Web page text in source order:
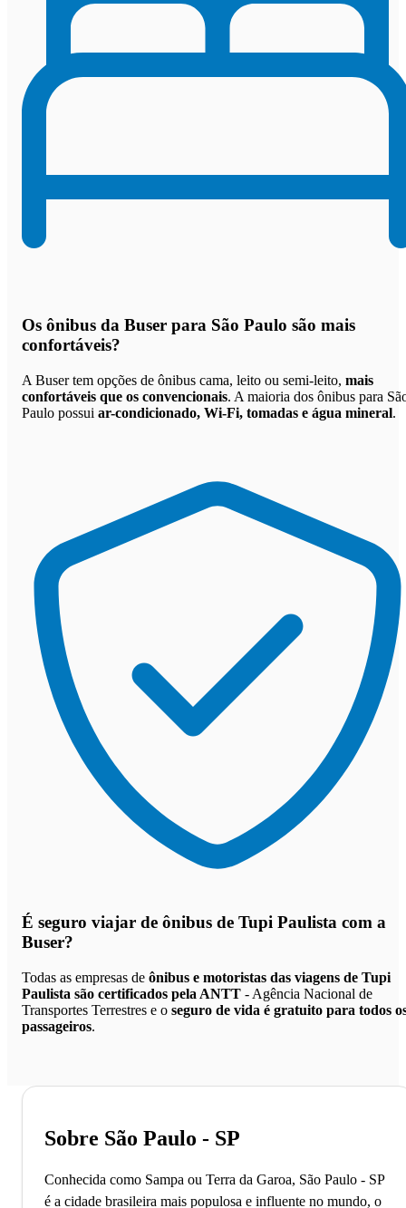
Os ônibus da Buser para São Paulo são mais
confortáveis?
A Buser tem opções de ônibus cama, leito ou semi-leito, mais
confortáveis que os convencionais. A maioria dos ônibus para
Paulo possui ar-condicionado, Wi-Fi, tomadas e água mineral.
É seguro viajar de ônibus de Tupi Paulista com a
Buser?
Todas as empresas de ônibus e motoristas das viagens de Tupi
Paulista são certificados pela ANTT - Agência Nacional de
Transportes Terrestres e o seguro de vida é gratuito para todos
passageiros.
Sobre São Paulo - SP
Conhecida como Sampa ou Terra da Garoa, São Paulo - SP
é a cidade brasileira mais populosa e influente no mundo, o